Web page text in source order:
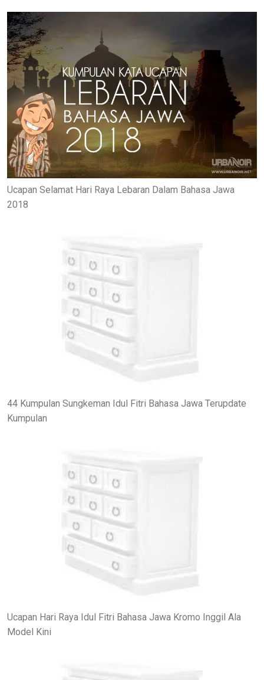
Ucapan Selamat Hari Raya Lebaran Dalam Bahasa Jawa
2018
44 Kumpulan Sungkeman Idul Fitri Bahasa Jawa Terupdate
Kumpulan
Ucapan Hari Raya Idul Fitri Bahasa Jawa Kromo Inggil Ala
Model Kini